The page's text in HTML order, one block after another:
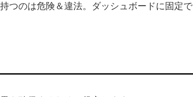
つのは危険＆違法。ダッシュボードに固定で